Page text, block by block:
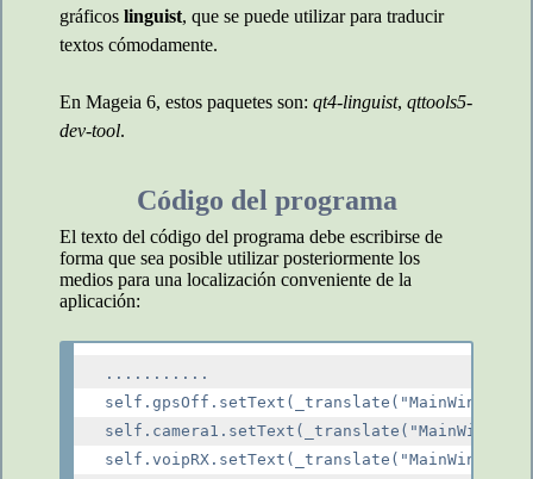
gráficos linguist, que se puede utilizar para traducir
textos cómodamente.
En Mageia 6, estos paquetes son: qt4-linguist, qttools5-
dev-tool.
Código del programa
El texto del código del programa debe escribirse de
forma que sea posible utilizar posteriormente los
medios para una localización conveniente de la
aplicación:
...........
self.gpsOff.setText(_translate("MainWindow",
self.voipRX.setText(_translate("MainWindow",